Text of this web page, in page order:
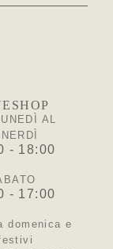
AL
- 18:00
- 17:00
domenica e